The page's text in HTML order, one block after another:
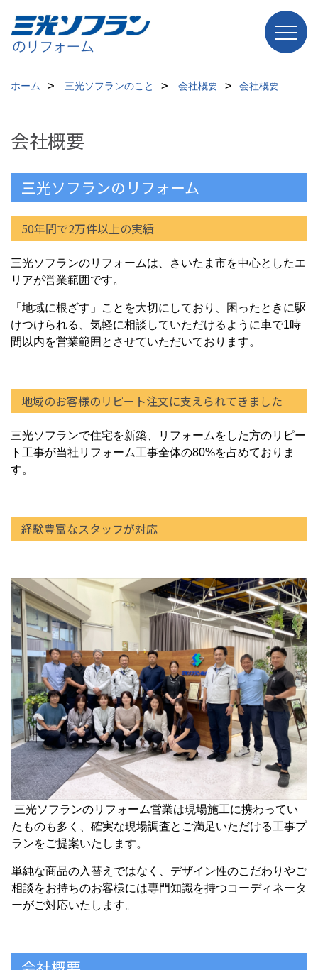
ホーム 三光ソフランのこと 会社概要 会社概要
会社概要
三光ソフランのリフォーム
50年間で2万件以上の実績
三光ソフランのリフォームは、さいたま市を中心としたエ
リアが営業範囲です。
「地域に根ざす」ことを大切にしており、困ったときに駆
けつけられる、気軽に相談していただけるように車で1時
間以内を営業範囲とさせていただいております。
地域のお客様のリピート注文に支えられてきました
三光ソフランで住宅を新築、リフォームをした方のリピー
ト工事が当社リフォーム工事全体の80%を占めておりま
す。
経験豊富なスタッフが対応
三光ソフランのリフォーム営業は現場施工に携わってい
たものも多く、確実な現場調査とご満足いただける工事プ
ランをご提案いたします。
単純な商品の入替えではなく、デザイン性のこだわりやご
相談をお持ちのお客様には専門知識を持つコーディネータ
ーがご対応いたします。